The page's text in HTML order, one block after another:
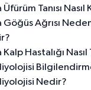
Tanısı Nasıl
Ağrısı
Hastalığı Nasıl
Nedir?